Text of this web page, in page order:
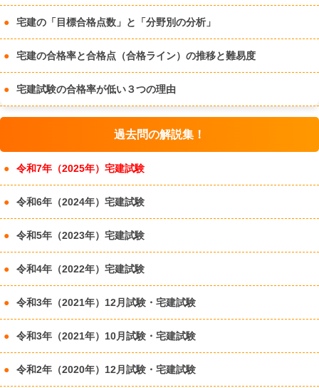
宅建の「目標合格点数」と「分野別の分析」
宅建の合格率と合格点（合格ライン）の推移と難易度
宅建試験の合格率が低い３つの理由
過去問の解説集！
令和7年（2025年）宅建試験
令和6年（2024年）宅建試験
令和5年（2023年）宅建試験
令和4年（2022年）宅建試験
令和3年（2021年）12月試験・宅建試験
令和3年（2021年）10月試験・宅建試験
令和2年（2020年）12月試験・宅建試験